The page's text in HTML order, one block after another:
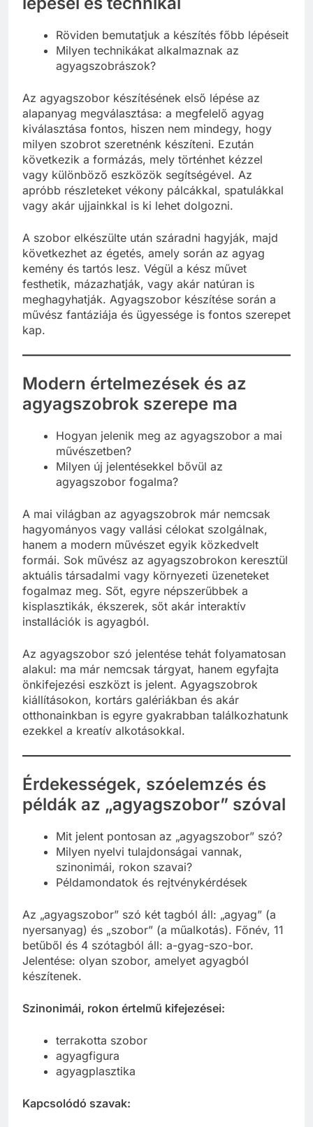
Röviden bemutatjuk a készítés főbb lépéseit
Milyen technikákat alkalmaznak az
agyagszobrászok?
Az agyagszobor készítésének első lépése az
alapanyag megválasztása: a megfelelő agyag
kiválasztása fontos, hiszen nem mindegy, hogy
milyen szobrot szeretnénk készíteni. Ezután
következik a formázás, mely történhet kézzel
vagy különböző eszközök segítségével. Az
apróbb részleteket vékony pálcákkal, spatulákkal
vagy akár ujjainkkal is ki lehet dolgozni.
A szobor elkészülte után száradni hagyják, majd
következhet az égetés, amely során az agyag
kemény és tartós lesz. Végül a kész művet
festhetik, mázazhatják, vagy akár natúran is
meghagyhatják. Agyagszobor készítése során a
művész fantáziája és ügyessége is fontos szerepet
kap.
Modern értelmezések és az
agyagszobrok szerepe ma
Hogyan jelenik meg az agyagszobor a mai
művészetben?
Milyen új jelentésekkel bővül az
agyagszobor fogalma?
A mai világban az agyagszobrok már nemcsak
hagyományos vagy vallási célokat szolgálnak,
hanem a modern művészet egyik közkedvelt
formái. Sok művész az agyagszobrokon keresztül
aktuális társadalmi vagy környezeti üzeneteket
fogalmaz meg. Sőt, egyre népszerűbbek a
kisplasztikák, ékszerek, sőt akár interaktív
installációk is agyagból.
Az agyagszobor szó jelentése tehát folyamatosan
alakul: ma már nemcsak tárgyat, hanem egyfajta
önkifejezési eszközt is jelent. Agyagszobrok
kiállításokon, kortárs galériákban és akár
otthonainkban is egyre gyakrabban találkozhatunk
ezekkel a kreatív alkotásokkal.
Érdekességek, szóelemzés és
példák az „agyagszobor” szóval
Mit jelent pontosan az „agyagszobor” szó?
Milyen nyelvi tulajdonságai vannak,
szinonimái, rokon szavai?
Példamondatok és rejtvénykérdések
Az „agyagszobor” szó két tagból áll: „agyag” (a
nyersanyag) és „szobor” (a műalkotás). Főnév, 11
betűből és 4 szótagból áll: a-gyag-szo-bor.
Jelentése: olyan szobor, amelyet agyagból
készítenek.
Szinonimái, rokon értelmű kifejezései:
terrakotta szobor
agyagfigura
agyagplasztika
Kapcsolódó szavak: